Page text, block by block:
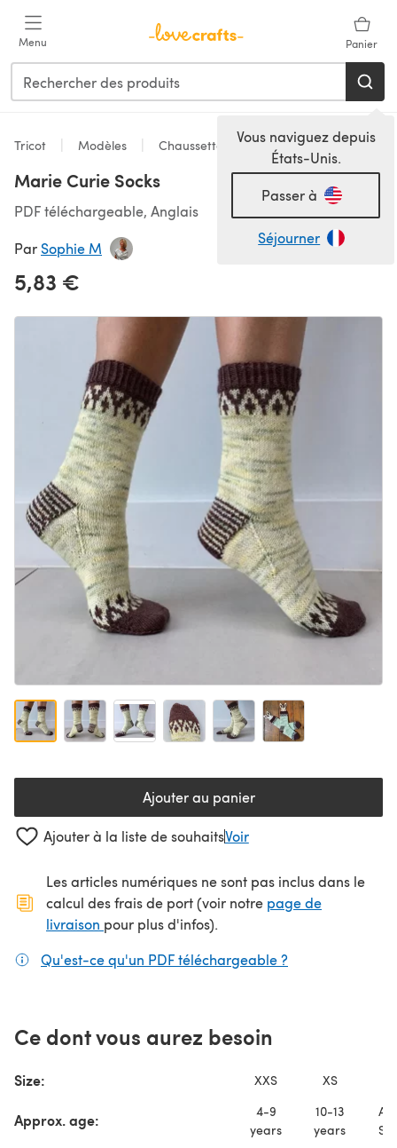
Menu Panier
Vous naviguez depuis
États-Unis.
Passer à
Séjourner
Tricot Modèles Chaussettes
Marie Curie Socks
PDF téléchargeable, Anglais
Par Sophie M
5,83 €
Ajouter au panier
Ajouter à la liste de souhaitsVoir
Les articles numériques ne sont pas inclus dans le
calcul des frais de port (voir notre page de
livraison (s'ouvre dans un nouvel onglet)
pour plus d'infos).
Qu'est-ce qu'un PDF téléchargeable ?
Ce dont vous aurez besoin
Size: XXS XS
Approx. age:
4-9
years
10-13
years